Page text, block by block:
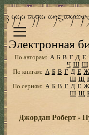
Электронная
По авторам: А Б В Г Д Е
Ч Ш Щ
По книгам: А Б В Г Д Е Ж
Ш Щ
По сериям: А Б В Г Д Е Ж
Ш Щ
Джордан Роберт -